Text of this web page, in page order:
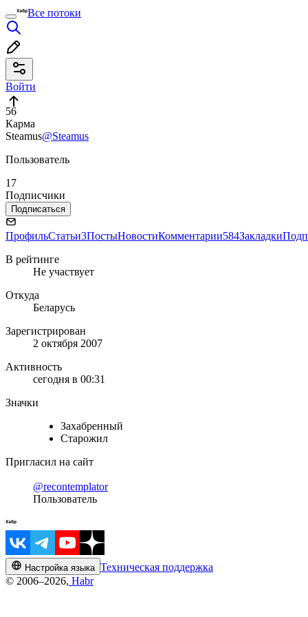
Все потоки
Войти
56
Карма
Steamus@Steamus
Пользователь
17
Подписчики
Подписаться
ПрофильСтатьи3ПостыНовостиКомментарии584Закладки
В рейтинге
Не участвует
Откуда
Беларусь
Зарегистрирован
2 октября 2007
Активность
сегодня в 00:31
Значки
Захабренный
Старожил
Пригласил на сайт
@recontemplator
Пользователь
Настройка языка Техническая поддержка
© 2006–2026, Habr